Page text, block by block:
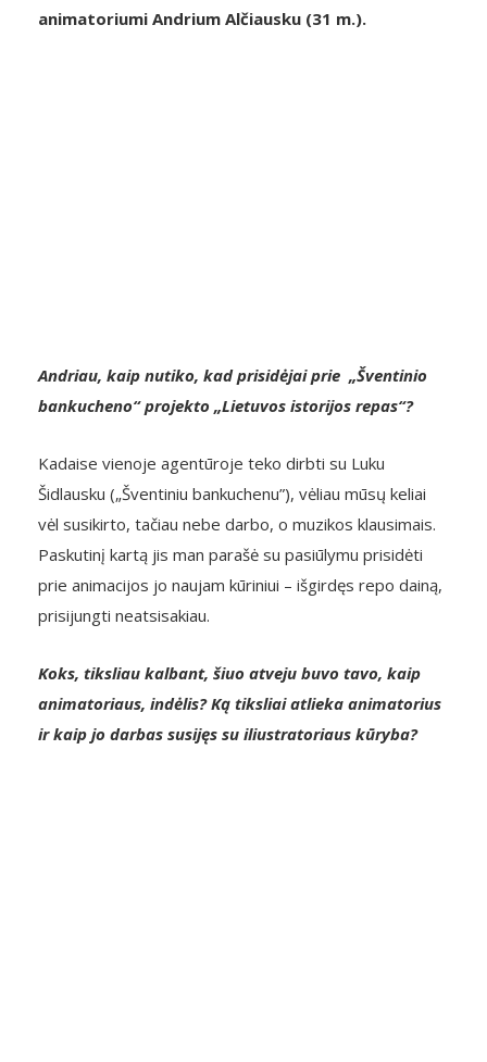
animatoriumi Andrium Alčiausku (31 m.).
Andriau, kaip nutiko, kad prisidėjai prie „Šventinio
bankucheno“ projekto „Lietuvos istorijos repas“?
Kadaise vienoje agentūroje teko dirbti su Luku
Šidlausku („Šventiniu bankuchenu”), vėliau mūsų keliai
vėl susikirto, tačiau nebe darbo, o muzikos klausimais.
Paskutinį kartą jis man parašė su pasiūlymu prisidėti
prie animacijos jo naujam kūriniui – išgirdęs repo dainą,
prisijungti neatsisakiau.
Koks, tiksliau kalbant, šiuo atveju buvo tavo, kaip
animatoriaus, indėlis? Ką tiksliai atlieka animatorius
ir kaip jo darbas susijęs su iliustratoriaus kūryba?